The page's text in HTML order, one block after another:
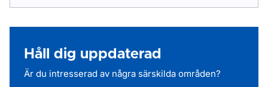
Håll dig uppdaterad
Är du intresserad av några särskilda områden?